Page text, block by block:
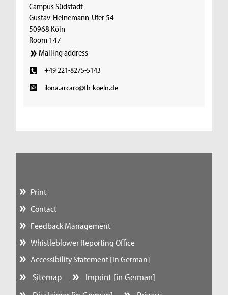
Campus Südstadt
Gustav-Heinemann-Ufer 54
50968 Köln
Room 147
Mailing address
+49 221-8275-5143
ilona.arcaro@th-koeln.de
Print
Contact
Feedback Management
Whistleblower Reporting Office
Accessibility Statement [in German]
Sitemap
Imprint [in German]